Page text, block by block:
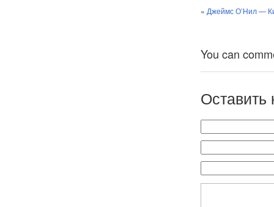
регионе: история
« Джеймс О’Нил —
You can
Оставить